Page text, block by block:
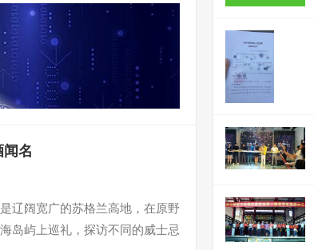
名
辽阔宽广的苏格兰高地，在原野
岛屿上巡礼，探访不同的威士忌